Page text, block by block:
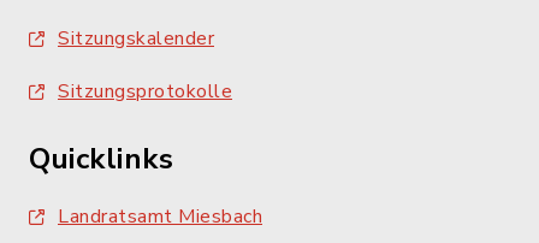
Sitzungskalender
Sitzungsprotokolle
Quicklinks
Landratsamt Miesbach